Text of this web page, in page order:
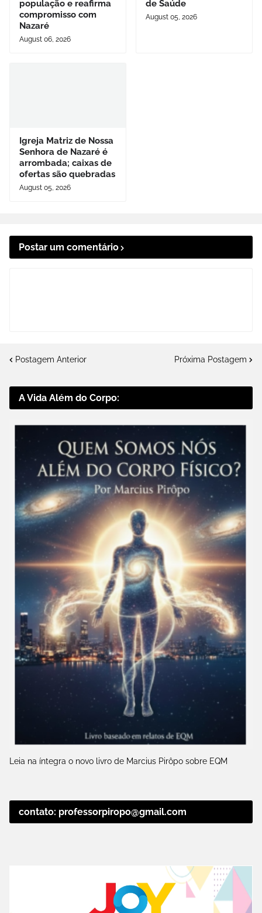
população e reafirma
compromisso com
Nazaré
August 06, 2026
de Saúde
August 05, 2026
Igreja Matriz de Nossa
Senhora de Nazaré é
arrombada; caixas de
ofertas são quebradas
August 05, 2026
Postar um comentário
Postagem Anterior Próxima Postagem
A Vida Além do Corpo:
Leia na íntegra o novo livro de Marcius Pirôpo sobre EQM
contato: professorpiropo@gmail.com